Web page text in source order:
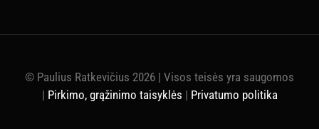
© Paulius Ratkevičius 2026 | Visos teisės yra saugomos
| Pirkimo, grąžinimo taisyklės | Privatumo politika